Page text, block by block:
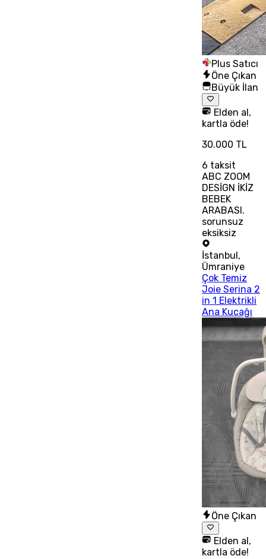
Plus Satıcı
Öne Çıkan
Büyük İlan
Elden al,
kartla öde!
30.000 TL
6 taksit
ABC ZOOM
DESİGN İKİZ
BEBEK
ARABASI.
sorunsuz
eksiksiz
İstanbul,
Ümraniye
Çok Temiz
Joie Serina 2
in 1 Elektrikli
Ana Kucağı
Öne Çıkan
Elden al,
kartla öde!